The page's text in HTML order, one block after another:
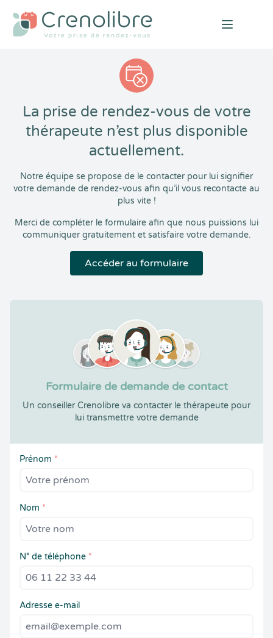
Open
La prise de rendez-vous de votre
thérapeute n’est plus disponible
actuellement.
Notre équipe se propose de le contacter pour lui signifier
votre demande de rendez-vous afin qu’il vous recontacte au
plus vite !
Merci de compléter le formulaire afin que nous puissions lui
communiquer gratuitement et satisfaire votre demande.
Accéder au formulaire
Formulaire de demande de contact
Un conseiller Crenolibre va contacter le thérapeute pour
lui transmettre votre demande
Prénom *
Nom *
N° de téléphone *
Adresse e-mail